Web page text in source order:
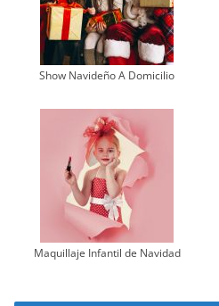
Show Navideño A Domicilio
Maquillaje Infantil de Navidad